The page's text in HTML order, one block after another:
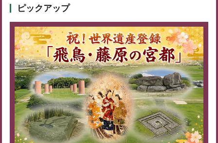
ピックアップ